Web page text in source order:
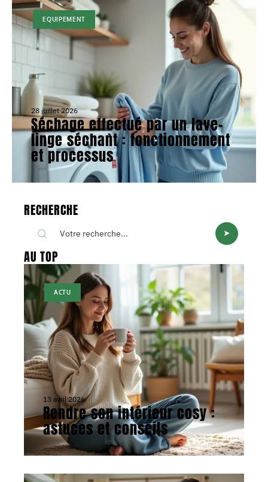
EQUIPEMENT
28 juillet 2026
Séchage effectué par un lave-
linge séchant : fonctionnement
et processus
RECHERCHE
AU TOP
ACTU
13 avril 2026
Rendre son intérieur cosy :
astuces et conseils